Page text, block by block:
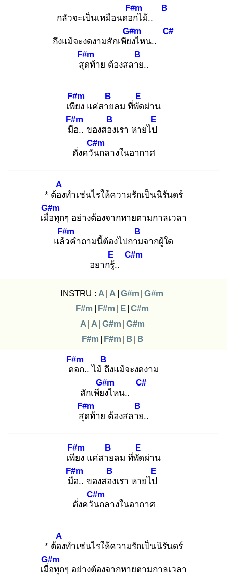
กลัวจะเป็นเหมือนดอก
F#m
ไม้..
B
ถึงแม้จะงดงามสักเพียง
G#m
ไหน..
C#
สุด
F#m
ท้าย ต้องสลาย
B
..
เพีย
F#m
ง แค่สาย
B
ลม ที่พัด
E
ผ่าน
มือ
F#m
.. ของสอง
B
เรา หายไป
E
ดั่งควัน
C#m
กลางในอากาศ
* ต้อง
A
ทำเช่นไรให้ความรักเป็นนิรันดร์
เมื่อ
G#m
ทุกๆ อย่างต้องจากหายตามกาลเวลา
แล้ว
F#m
คำถามนี้ต้องไปถาม
B
จากผู้ใด
อยากรู้.
E
.
C#m
INSTRU : A | A | G#m | G#m
F#m | F#m | E | C#m
A | A | G#m | G#m
F#m | F#m | B | B
ดอ
F#m
ก.. ไม้ ถึ
B
งแม้จะงดงาม
สักเพียง
G#m
ไหน..
C#
สุด
F#m
ท้าย ต้องสลาย
B
..
เพีย
F#m
ง แค่สาย
B
ลม ที่พัด
E
ผ่าน
มือ
F#m
.. ของสอง
B
เรา หายไป
E
ดั่งควัน
C#m
กลางในอากาศ
* ต้อง
A
ทำเช่นไรให้ความรักเป็นนิรันดร์
เมื่อ
G#m
ทุกๆ อย่างต้องจากหายตามกาลเวลา